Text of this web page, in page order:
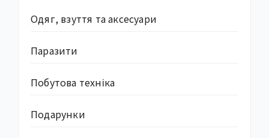
Одяг, взуття та аксесуари
Паразити
Побутова техніка
Подарунки